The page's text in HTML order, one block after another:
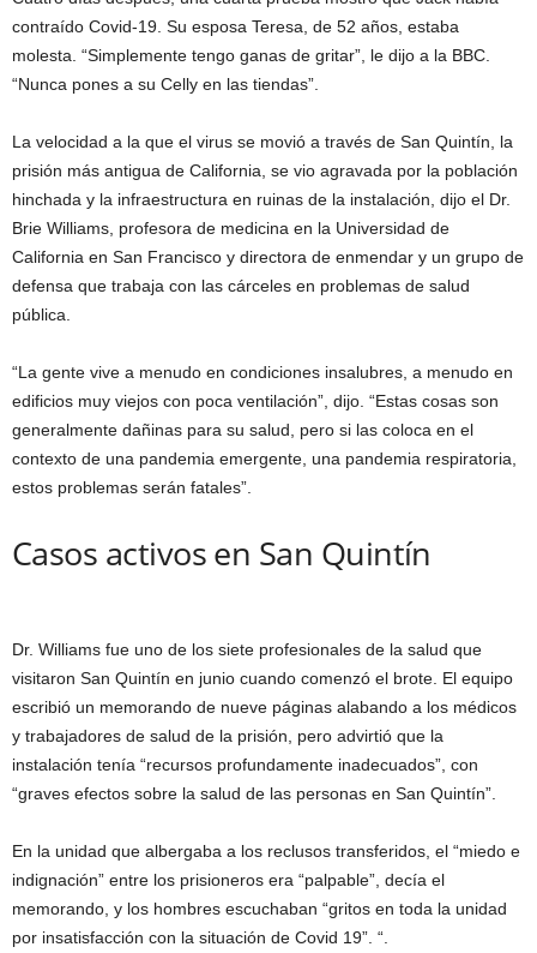
contraído Covid-19. Su esposa Teresa, de 52 años, estaba
molesta. “Simplemente tengo ganas de gritar”, le dijo a la BBC.
“Nunca pones a su Celly en las tiendas”.
La velocidad a la que el virus se movió a través de San Quintín, la
prisión más antigua de California, se vio agravada por la población
hinchada y la infraestructura en ruinas de la instalación, dijo el Dr.
Brie Williams, profesora de medicina en la Universidad de
California en San Francisco y directora de enmendar y un grupo de
defensa que trabaja con las cárceles en problemas de salud
pública.
“La gente vive a menudo en condiciones insalubres, a menudo en
edificios muy viejos con poca ventilación”, dijo. “Estas cosas son
generalmente dañinas para su salud, pero si las coloca en el
contexto de una pandemia emergente, una pandemia respiratoria,
estos problemas serán fatales”.
Casos activos en San Quintín
Dr. Williams fue uno de los siete profesionales de la salud que
visitaron San Quintín en junio cuando comenzó el brote. El equipo
escribió un memorando de nueve páginas alabando a los médicos
y trabajadores de salud de la prisión, pero advirtió que la
instalación tenía “recursos profundamente inadecuados”, con
“graves efectos sobre la salud de las personas en San Quintín”.
En la unidad que albergaba a los reclusos transferidos, el “miedo e
indignación” entre los prisioneros era “palpable”, decía el
memorando, y los hombres escuchaban “gritos en toda la unidad
por insatisfacción con la situación de Covid 19”. “.